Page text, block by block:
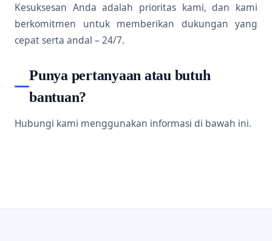
Kesuksesan Anda adalah prioritas kami, dan kami
berkomitmen untuk memberikan dukungan yang
cepat serta andal – 24/7.
Punya pertanyaan atau butuh
bantuan?
Hubungi kami menggunakan informasi di bawah ini.